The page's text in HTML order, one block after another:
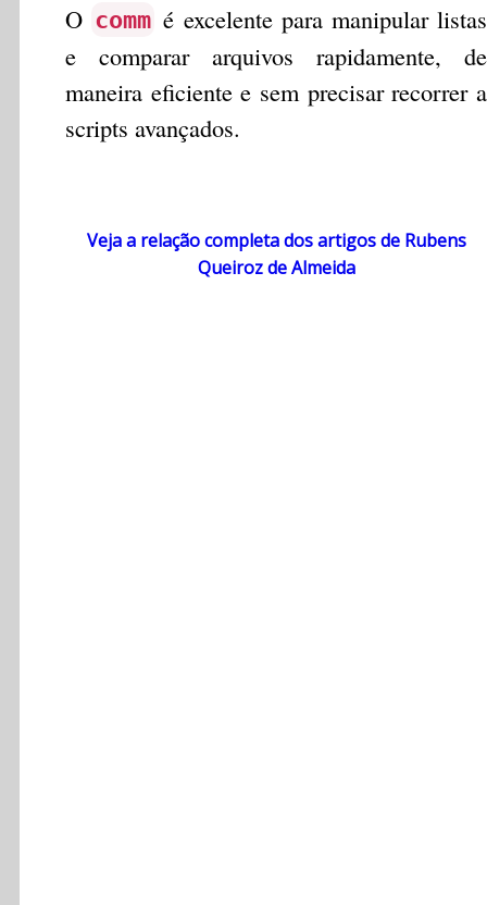
O comm é excelente para manipular listas
e comparar arquivos rapidamente, de
maneira eficiente e sem precisar recorrer a
scripts avançados.
Veja a relação completa dos artigos de Rubens
Queiroz de Almeida